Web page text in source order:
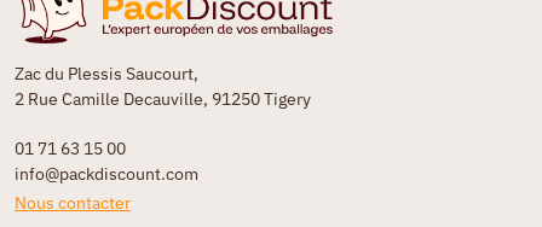
Zac du Plessis Saucourt,
2 Rue Camille Decauville, 91250 Tigery
01 71 63 15 00
info@packdiscount.com
Nous contacter